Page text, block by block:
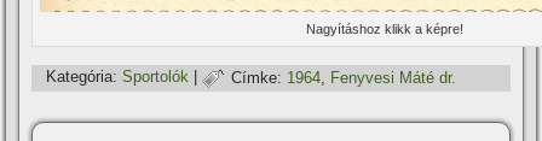
Nagyí­táshoz klikk a képre!
Kategória: Sportolók | Címke: 1964 Fenyvesi Máté dr.